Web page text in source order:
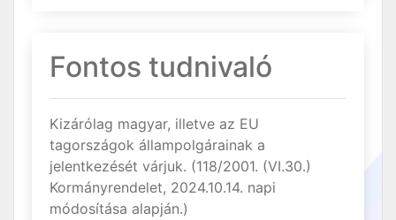
Fontos tudnivaló
Kizárólag magyar, illetve az EU
tagországok állampolgárainak a
jelentkezését várjuk. (118/2001. (VI.30.)
Kormányrendelet, 2024.10.14. napi
módosítása alapján.)